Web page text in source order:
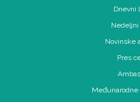
Dnevni
Nedeljni
Novinske
Pres
Međunarodne